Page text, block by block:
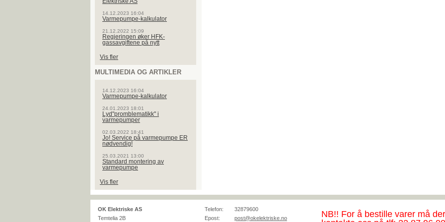
14.12.2023 16:04
Varmepumpe-kalkulator
21.12.2022 15:09
Regjeringen øker HFK-
gassavgiftene på nytt
Vis fler
MULTIMEDIA OG ARTIKLER
14.12.2023 16:04
Varmepumpe-kalkulator
24.01.2023 18:01
Lyd"promblematikk" i
varmepumper
02.03.2022 18:41
Jo! Service på varmepumpe ER
nødvendig!
25.03.2021 13:00
Standard montering av
varmepumpe
Vis fler
OK Elektriske AS
Temtelia 2B
Telefon:
32879600
Epost:
post@okelektriske.no NB!! For å bestille varer må